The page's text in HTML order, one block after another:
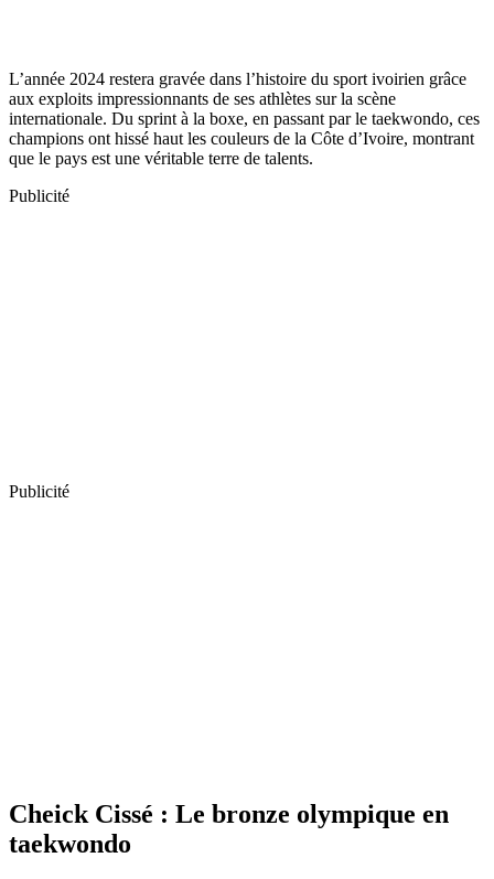
L’année 2024 restera gravée dans l’histoire du sport ivoirien grâce
aux exploits impressionnants de ses athlètes sur la scène
internationale. Du sprint à la boxe, en passant par le taekwondo, ces
champions ont hissé haut les couleurs de la Côte d’Ivoire, montrant
que le pays est une véritable terre de talents.
Publicité
Publicité
Cheick Cissé : Le bronze olympique en
taekwondo